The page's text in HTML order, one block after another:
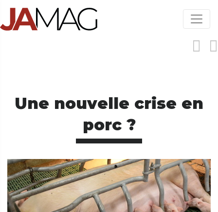
Aller
contenu
Une nouvelle crise en
porc ?